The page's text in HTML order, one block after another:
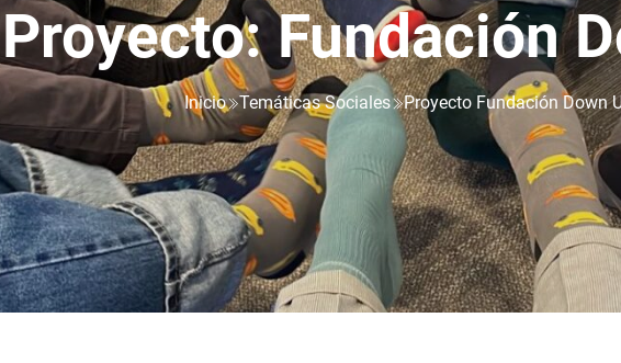
Proyecto: Fundación
Inicio Temáticas Sociales Proyecto Fundación Down